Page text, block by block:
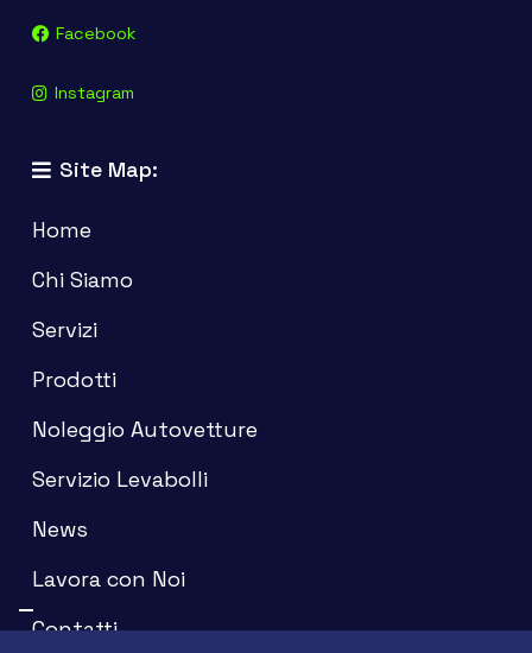
Facebook
Instagram
Site Map:
Home
Chi Siamo
Servizi
Prodotti
Noleggio Autovetture
Servizio Levabolli
News
Lavora con Noi
Contatti